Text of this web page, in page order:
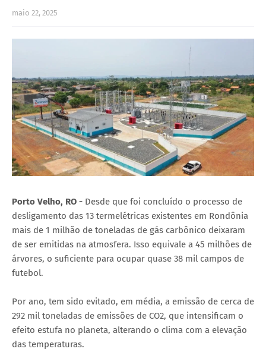
maio 22, 2025
Porto Velho, RO - Desde que foi concluído o processo de
desligamento das 13 termelétricas existentes em Rondônia
mais de 1 milhão de toneladas de gás carbônico deixaram
de ser emitidas na atmosfera. Isso equivale a 45 milhões de
árvores, o suficiente para ocupar quase 38 mil campos de
futebol.
Por ano, tem sido evitado, em média, a emissão de cerca de
292 mil toneladas de emissões de CO2, que intensificam o
efeito estufa no planeta, alterando o clima com a elevação
das temperaturas.